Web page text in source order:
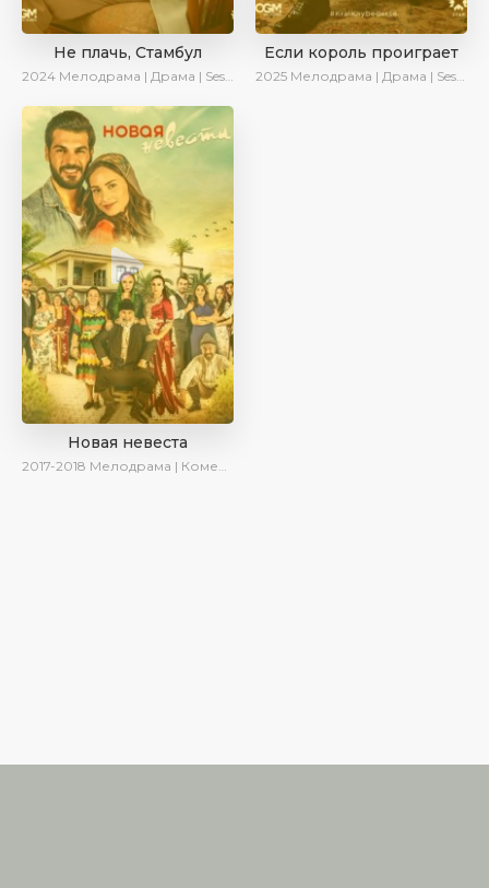
Не плачь, Стамбул
2024 Мелодрама | Драма | SesDizi | Сериалы 2024
Если король проиграет
2025 Мелодрама | Драма | SesDizi | Ирина Котова | AlisaDirilis | Turok1990 | Новинки | Сериалы 2025
Новая невеста
2017-2018 Мелодрама | Комедия | SesDizi